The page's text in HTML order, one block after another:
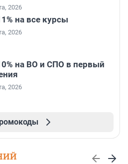
2026
на все курсы
2026
на ВО и СПО в первый
2026